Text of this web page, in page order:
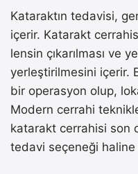
Kataraktın tedavisi,
içerir. Katarakt
lensin çıkarılması ve
yerleştirilmesini içerir.
bir operasyon olup,
Modern cerrahi
katarakt cerrahisi son
tedavi seçeneği haline